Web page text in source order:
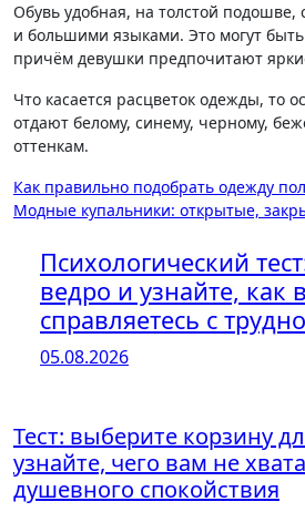
Обувь удобная, на толстой
и большими языками. Это могут
причём девушки предпочитают
Что касается расцветок одежды, то
отдают белому, синему, черному,
оттенкам.
Навигация
по
записям
Как правильно подобрать одежду
Модные купальники: открытые,
Психологический
ведро и узнайте, как
справляетесь с
05.08.2026
Тест: выберите корзину
узнайте, чего вам не
душевного спокойствия